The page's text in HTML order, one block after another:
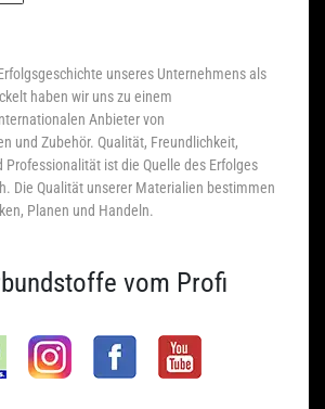
unseres Unternehmens als
haben wir uns zu einem
Anbieter von
und Zubehör. Qualität, Freundlichkeit,
Professionalität ist die Quelle des Erfolges
Die Qualität unserer Materialien bestimmen
Planen und Handeln.
vom Profi